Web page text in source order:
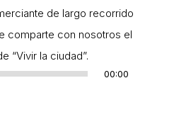
de largo recorrido
comparte con nosotros el
“Vivir la ciudad”.
00:00